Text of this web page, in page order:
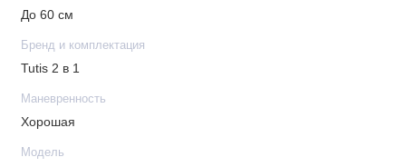
До 60 см
Бренд и комплектация
Tutis 2 в 1
Маневренность
Хорошая
Модель